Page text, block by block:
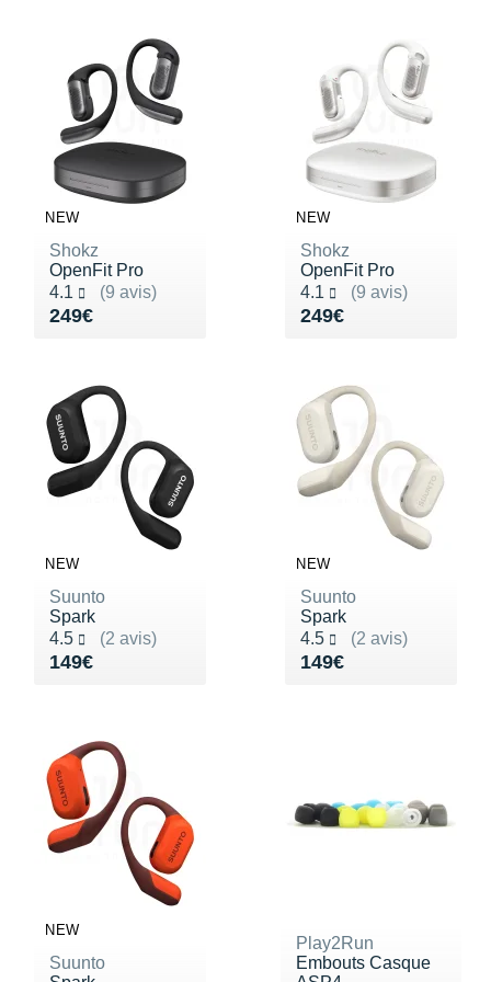
NEW
Shokz
OpenFit Pro
4.1
(9 avis)
Noté 4.1 sur 5
249€
Vendu 249€
NEW
Shokz
OpenFit Pro
4.1
(9 avis)
Noté 4.1 sur 5
249€
Vendu 249€
NEW
Suunto
Spark
4.5
(2 avis)
Noté 4.5 sur 5
149€
Vendu 149€
NEW
Suunto
Spark
4.5
(2 avis)
Noté 4.5 sur 5
149€
Vendu 149€
NEW
Suunto
Play2Run
Embouts Casque